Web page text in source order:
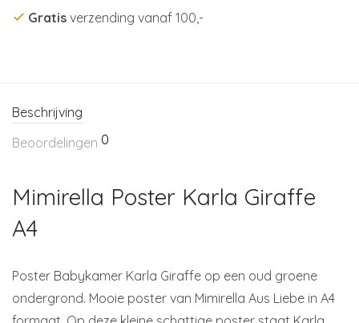
Gratis verzending vanaf 100,-
Beschrijving
Beoordelingen 0
Mimirella Poster Karla Giraffe
A4
Poster Babykamer Karla Giraffe op een oud groene
ondergrond. Mooie poster van Mimirella Aus Liebe in A4